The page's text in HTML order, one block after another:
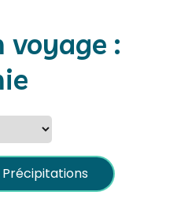
voyage :
Précipitations